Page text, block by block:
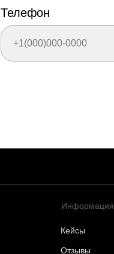
Телефон
Информация
Отзывы
Кейсы